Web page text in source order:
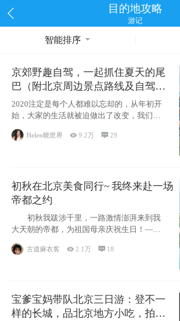
目的地攻略
游记
智能排序
京郊野趣自驾，一起抓住夏天的尾
巴（附北京周边景点路线及自驾攻
略）
2020注定是每个人都难以忘却的，从年初开
始，大家的生活就被迫做出了改变，我们也
不例外。本来双双辞职是为
Helen晓世界 9.2万 29
初秋在北京美食同行~ 我终来赴一场
帝都之约
初秋我跋涉千里，一路激情澎湃来到我
大天朝的帝都，为祖国母亲庆祝生日！——
古道麻衣客 2.1万  18
宝爹宝妈带队北京三日游：登不一
样的长城，品北京地方小吃，拍盘